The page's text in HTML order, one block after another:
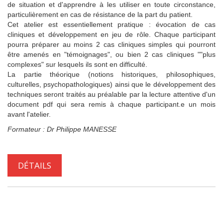
de situation et d'apprendre à les utiliser en toute circonstance,
particulièrement en cas de résistance de la part du patient.
Cet atelier est essentiellement pratique : évocation de cas
cliniques et développement en jeu de rôle. Chaque participant
pourra préparer au moins 2 cas cliniques simples qui pourront
être amenés en "témoignages", ou bien 2 cas cliniques ""plus
complexes" sur lesquels ils sont en difficulté.
La partie théorique (notions historiques, philosophiques,
culturelles, psychopathologiques) ainsi que le développement des
techniques seront traités au préalable par la lecture attentive d'un
document pdf qui sera remis à chaque participant.e un mois
avant l'atelier.
Formateur : Dr Philippe MANESSE
DÉTAILS